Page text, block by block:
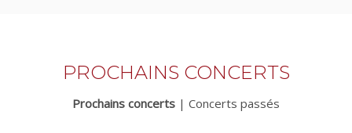
PROCHAINS CONCERTS
Prochains concerts | Concerts passés